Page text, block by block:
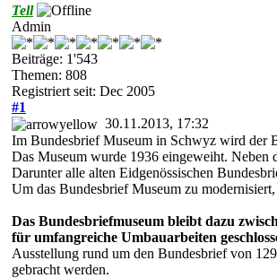
Tell
Admin
Beiträge: 1'543
Themen: 808
Registriert seit: Dec 2005
#1
30.11.2013, 17:32
Im Bundesbrief Museum in Schwyz wird der
Das Museum wurde 1936 eingeweiht. Neben
Darunter alle alten Eidgenössischen
Um das Bundesbrief Museum zu
Das Bundesbriefmuseum bleibt dazu
für umfangreiche Umbauarbeiten
Ausstellung rund um den Bundesbrief von
gebracht werden.